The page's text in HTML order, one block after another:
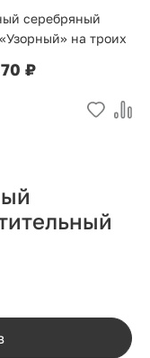
серебряный
на троих
₽